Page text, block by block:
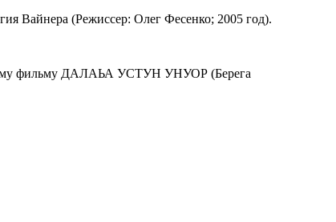
Вайнера (Режиссер: Олег Фесенко; 2005 год).
фильму ДАЛАЬА УСТУН УНУОР (Берега